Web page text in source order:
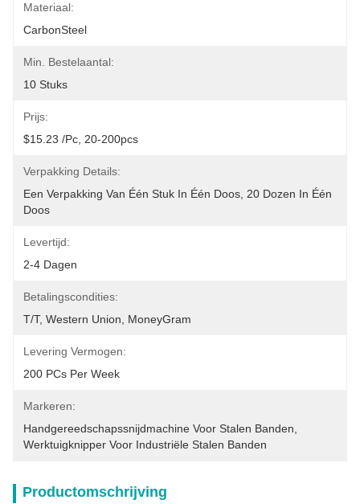
Materiaal:
CarbonSteel
Min. Bestelaantal:
10 Stuks
Prijs:
$15.23 /pc, 20-200pcs
Verpakking Details:
Een Verpakking Van Één Stuk In Één Doos, 20 Dozen In Één
Doos
Levertijd:
2-4 Dagen
Betalingscondities:
T/T, Western Union, MoneyGram
Levering Vermogen:
200 PCs Per Week
Markeren:
Handgereedschapssnijdmachine Voor Stalen Banden
Werktuigknipper Voor Industriële Stalen Banden
Productomschrijving